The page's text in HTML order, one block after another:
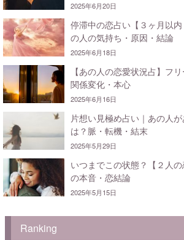
2025年6月20日
停滞中の恋占い【３ヶ月以
の人の気持ち・原因・結論
2025年6月18日
【あの人の恋愛状況占】フ
関係変化・本心
2025年6月16日
片想い見極め占い｜あの人
は？脈・転機・結末
2025年5月29日
いつまでこの状態？【２人
の本音・恋結論
2025年5月15日
Ranking